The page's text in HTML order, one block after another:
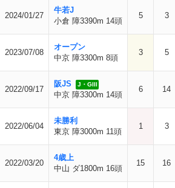
2024/01/27
牛若J
小倉 障3390m 14頭
5 3
2023/07/08
オープン
中京 障3300m 8頭
3 5
2022/09/17
阪JS J・GIII
中京 障3300m 14頭
6 14
2022/06/04
未勝利
東京 障3000m 11頭
1 3
2022/03/20
4歳上
中山 ダ1800m 16頭
15 16